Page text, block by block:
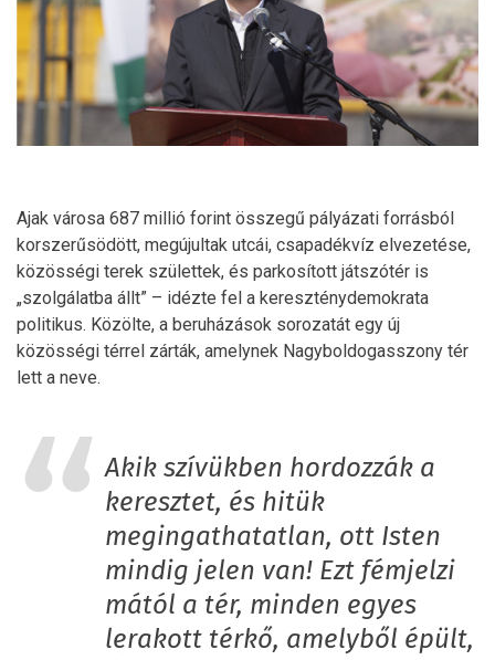
Ajak városa 687 millió forint összegű pályázati forrásból
korszerűsödött, megújultak utcái, csapadékvíz elvezetése,
közösségi terek születtek, és parkosított játszótér is
„szolgálatba állt” – idézte fel a kereszténydemokrata
politikus. Közölte, a beruházások sorozatát egy új
közösségi térrel zárták, amelynek Nagyboldogasszony tér
lett a neve.
Akik szívükben hordozzák a
keresztet, és hitük
megingathatatlan, ott Isten
mindig jelen van! Ezt fémjelzi
mától a tér, minden egyes
lerakott térkő, amelyből épült,